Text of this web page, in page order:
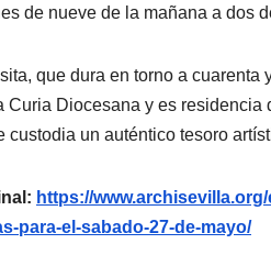
de nueve de la mañana a dos
que dura en torno a
Curia Diocesana y es
custodia un auténtico tesoro
https://
para-el-sabado-27-de-mayo/